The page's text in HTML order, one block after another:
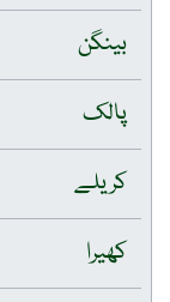
بینگن
پالک
کریلے
کھیرا